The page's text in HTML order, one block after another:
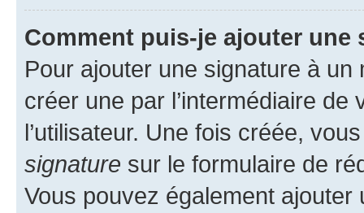
Comment puis-je ajouter une
Pour ajouter une signature à un
créer une par l’intermédiaire
l’utilisateur. Une fois créée,
signature sur le formulaire de
Vous pouvez également